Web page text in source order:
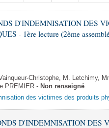
D'INDEMNISATION DES
- 1ère lecture (2ème
Christophe, M. Letchimy,
PREMIER - Non renseigné
des victimes des produits
D'INDEMNISATION DES